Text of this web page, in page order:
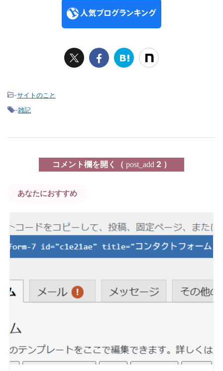
-サイトのこと
-雑記
コメント欄を開く（ post_add 2 ）
あなたにおすすめ